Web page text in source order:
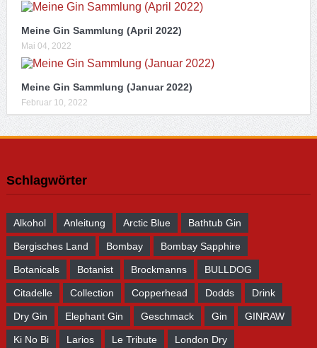
Meine Gin Sammlung (April 2022)
Mai 04, 2022
Meine Gin Sammlung (Januar 2022)
Februar 10, 2022
Schlagwörter
Alkohol Anleitung Arctic Blue Bathtub Gin
Bergisches Land Bombay Bombay Sapphire
Botanicals Botanist Brockmanns BULLDOG
Citadelle Collection Copperhead Dodds Drink
Dry Gin Elephant Gin Geschmack Gin GINRAW
Ki No Bi Larios Le Tribute London Dry